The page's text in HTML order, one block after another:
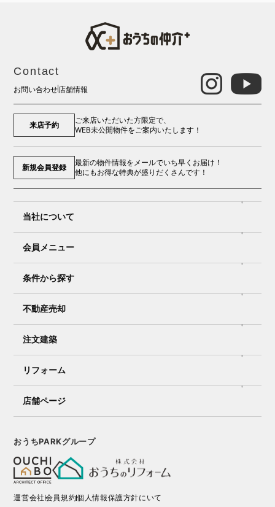
Contact
お問い合わせ 店舗情報
来店予約
ご来店いただいた方限定で、
WEB未公開物件をご案内いたします！
新規会員登録
最新の物件情報をメールでいち早くお届け！
他にもお得な特典が盛りだくさんです！
当社について
会員メニュー
条件から探す
不動産売却
注文建築
リフォーム
店舗ページ
おうちPARKグループ
運営会社会員規約個人情報保護方針にいて